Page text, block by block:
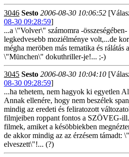
3046 Sesto 2006-08-30 10:06:52
08-30 09:28:59]
...a \"Volver\" számomra -
legkedvesebb moziélménye volt,...de
mégha meröben más tematika és rálátás
\"München\" dokuthriller-je!... ;-)
3045 Sesto 2006-08-30 10:04:10
08-30 09:28:59]
...ha tehetem, nem hagyok ki egyetlen
Annak ellenére, hogy nem beszélek
mindig az eredeti és feliratozott
filmjeiben roppant fontos a SZÖVEG-
filmek, amiket a késöbbiekben
de akkor mindig az az érzésem támadt:
elveszett\"!... (?)